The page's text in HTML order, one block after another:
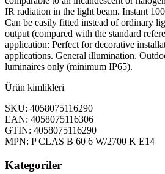
IR radiation in the light beam. Instant
Can be easily fitted instead of ordinary
output (compared with the standard
application: Perfect for decorative
applications. General illumination.
luminaires only (minimum IP65).
Ürün kimlikleri
SKU: 4058075116290
EAN: 4058075116306
GTIN: 4058075116290
MPN: P CLAS B 60 6 W/2700 K E14
Kategoriler